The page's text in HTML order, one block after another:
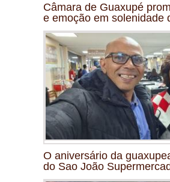
Câmara de Guaxupé
e emoção em solenidade
O aniversário da
do Sao João